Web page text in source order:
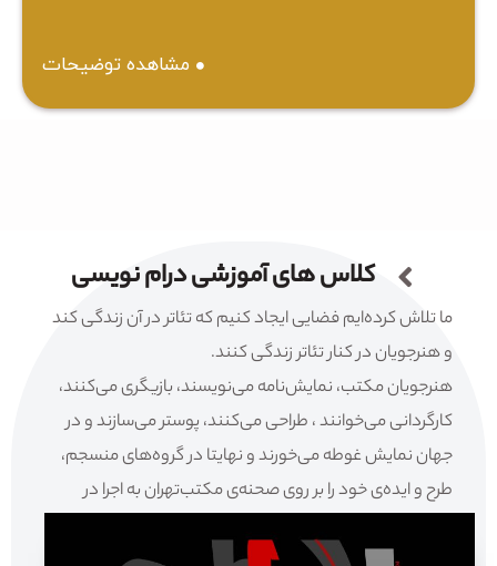
مشاهده توضیحات
کلاس های آموزشی درام نویسی
ما تلاش کرده‌ایم فضایی ایجاد کنیم که تئاتر در آن زندگی کند
و هنرجویان در کنار تئاتر زندگی کنند.
هنرجویان مکتب، نمایش‌نامه می‌نویسند، بازیگری می‌کنند،
کارگردانی می‌خوانند ، طراحی می‌کنند، پوستر می‌سازند و در
جهان نمایش غوطه می‌خورند و نهایتا در گروه‌های منسجم،
طرح و ایده‌ی خود را بر روی صحنه‌ی مکتب‌تهران به اجرا در